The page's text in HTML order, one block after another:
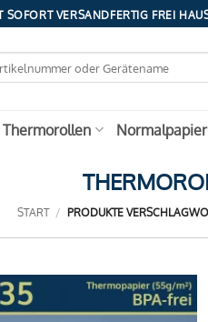
SOFORT VERSANDFERTIG FREI
START / PRODUKTE